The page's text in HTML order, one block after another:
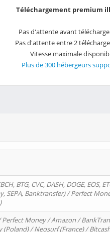
Téléchargement premium
Pas d'attente avant
Pas d'attente entre 2
Vitesse maximale
Plus de 300 hébergeurs
BTG, CVC, DASH, DOGE, EOS,
SEPA, Banktransfer) / Perfect
Money / Amazon /
/ Neosurf (France) /